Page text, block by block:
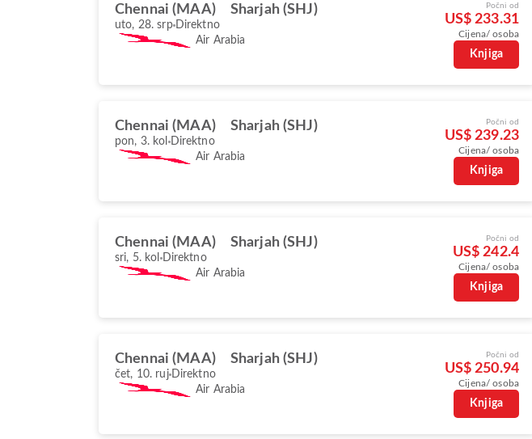
Chennai (MAA) Sharjah (SHJ)
uto, 28. srp Direktno
Air Arabia
Počni od
US$ 233.31
Cijena/ osoba
Knjiga
Chennai (MAA) Sharjah (SHJ)
pon, 3. kol Direktno
Air Arabia
Počni od
US$ 239.23
Cijena/ osoba
Knjiga
Chennai (MAA) Sharjah (SHJ)
sri, 5. kol Direktno
Air Arabia
Počni od
US$ 242.4
Cijena/ osoba
Knjiga
Chennai (MAA) Sharjah (SHJ)
čet, 10. ruj Direktno
Air Arabia
Počni od
US$ 250.94
Cijena/ osoba
Knjiga